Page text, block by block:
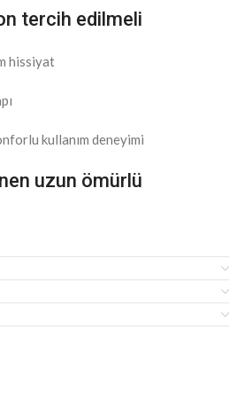
tercih edilmeli
hissiyat
kullanım deneyimi
uzun ömürlü